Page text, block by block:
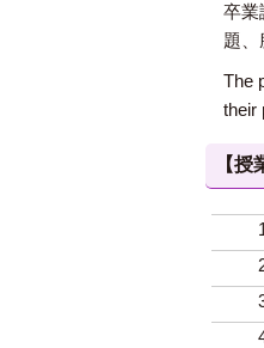
卒業
題、
The
their
【